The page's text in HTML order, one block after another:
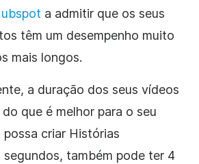
a admitir que os seus
têm um desempenho muito
mais longos.
a duração dos seus vídeos
que é melhor para o seu
possa criar Histórias
também pode ter 4